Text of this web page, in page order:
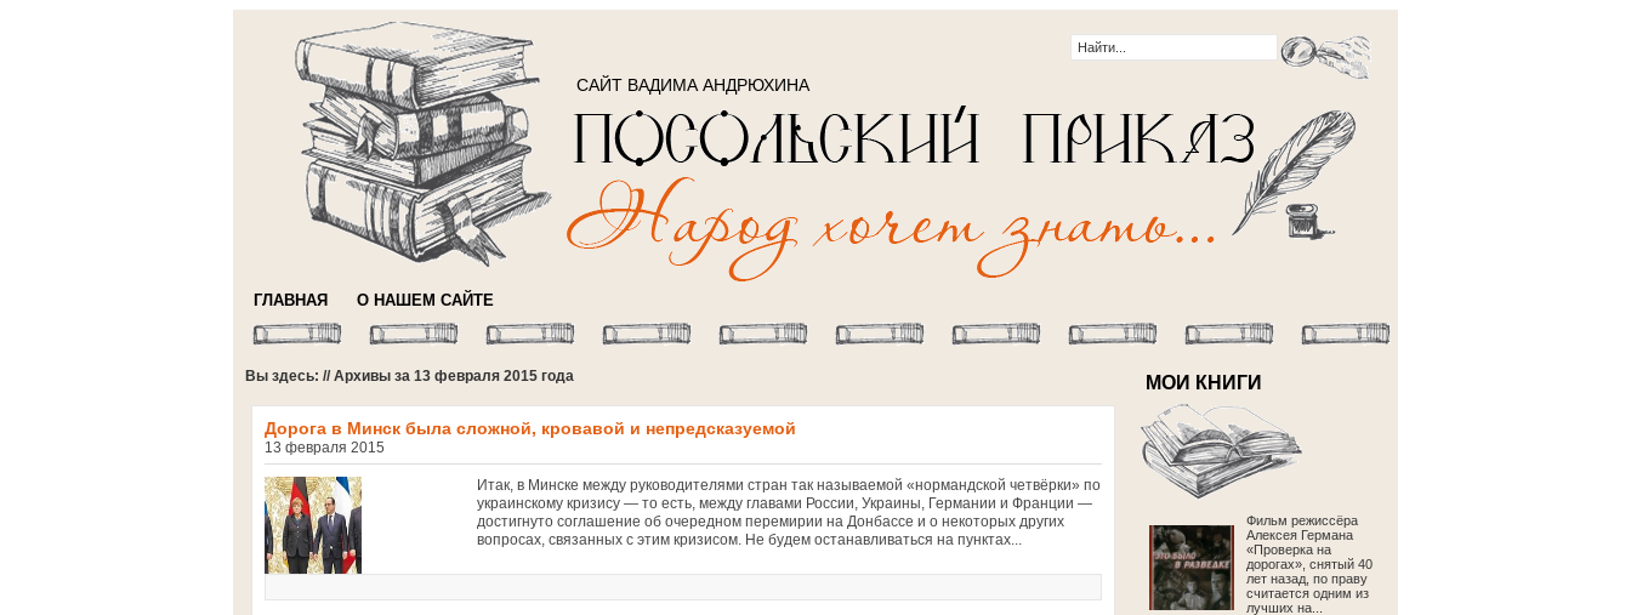
САЙТ ВАДИМА АНДРЮХИНА
ГЛАВНАЯ О НАШЕМ САЙТЕ
Вы здесь: // Архивы за 13 февраля 2015 года
Дорога в Минск была сложной, кровавой и непредсказуемой
13 февраля 2015
Итак, в Минске между руководителями стран так называемой «нормандской четвёрки» по
украинскому кризису — то есть, между главами России, Украины, Германии и Франции —
достигнуто соглашение об очередном перемирии на Донбассе и о некоторых других
вопросах, связанных с этим кризисом. Не будем останавливаться на пунктах...
МОИ КНИГИ
Фильм режиссёра
Алексея Германа
«Проверка на
дорогах», снятый 40
лет назад, по праву
считается одним из
лучших на...